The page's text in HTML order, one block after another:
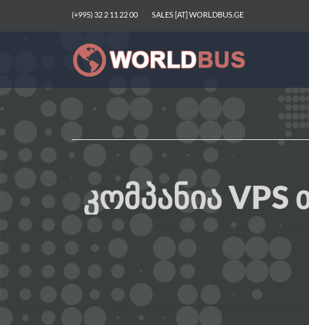
(+995) 32 2 11 22 00 SALES [AT] WORLDBUS.GE
ᲙᲝᲛᲞᲐᲜᲘᲐ